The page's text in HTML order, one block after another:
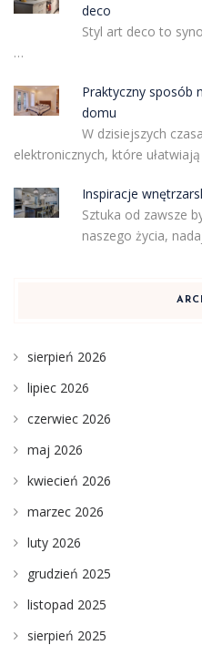
deco
Styl art deco to
…
Praktyczny sposób
domu
W dzisiejszych
elektronicznych, które
Inspiracje
Sztuka od zawsze
naszego życia,
sierpień 2026
lipiec 2026
czerwiec 2026
maj 2026
kwiecień 2026
marzec 2026
luty 2026
grudzień 2025
listopad 2025
sierpień 2025